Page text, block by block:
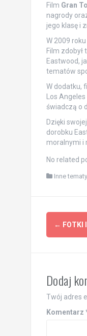
Film Gran
nagrody
jego klasę i
W 2009 roku
Film
Eastwood,
tematów
W dodatku,
Los
świadczą o
Dzięki
dorobku
moralnymi i
No related
Inne tematy
Post
← FOTKI
Dodaj
Twój adres
Komentarz